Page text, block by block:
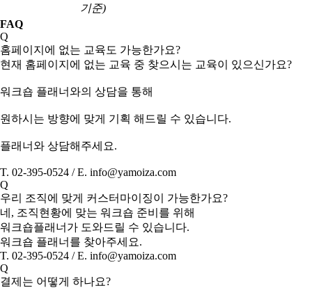
기준)
FAQ
Q
홈페이지에 없는 교육도 가능한가요?
현재 홈페이지에 없는 교육 중 찾으시는 교육이 있으신가요?
워크숍 플래너와의 상담을 통해
원하시는 방향에 맞게 기획 해드릴 수 있습니다.
플래너와 상담해주세요.
T. 02-395-0524 / E. info@yamoiza.com
Q
우리 조직에 맞게 커스터마이징이 가능한가요?
네, 조직현황에 맞는 워크숍 준비를 위해
워크숍플래너가 도와드릴 수 있습니다.
워크숍 플래너를 찾아주세요.
T. 02-395-0524 / E. info@yamoiza.com
Q
결제는 어떻게 하나요?